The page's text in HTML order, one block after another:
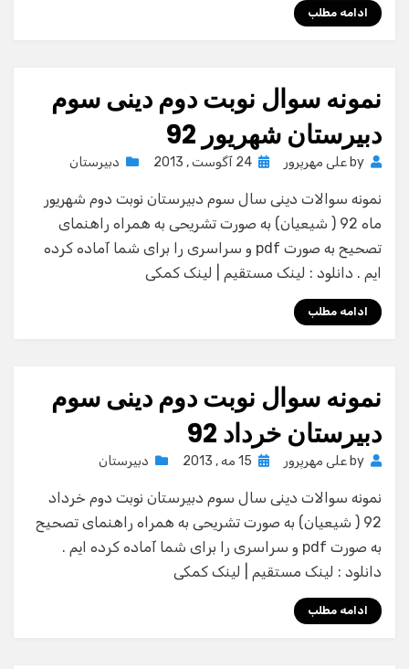
ادامه مطلب
نمونه سوال نوبت دوم دینی سوم
دبیرستان شهریور 92
by علی مهرپرور
Posted
24 آگوست , 2013 دبیرستان
نمونه سوالات دینی سال سوم دبیرستان نوبت دوم شهریور
ماه 92 ( شیعیان) به صورت تشریحی به همراه راهنمای
تصحیح به صورت pdf و سراسری را برای شما آماده کرده
ایم . دانلود : لینک مستقیم | لینک کمکی
ادامه مطلب
نمونه سوال نوبت دوم دینی سوم
دبیرستان خرداد 92
by علی مهرپرور
Posted
15 مه , 2013 دبیرستان
نمونه سوالات دینی سال سوم دبیرستان نوبت دوم خرداد
92 ( شیعیان) به صورت تشریحی به همراه راهنمای تصحیح
به صورت pdf و سراسری را برای شما آماده کرده ایم .
دانلود : لینک مستقیم | لینک کمکی
ادامه مطلب